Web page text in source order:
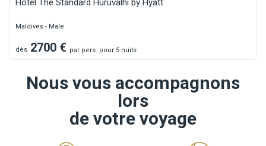
Hôtel The Standard Huruvalhi by Hyatt
Maldives - Male
dès 2700 € par pers. pour 5 nuits
Nous vous accompagnons
lors
de votre voyage